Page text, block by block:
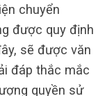
chuyển
được quy định
sẽ được văn
đáp thắc mắc
quyền sử